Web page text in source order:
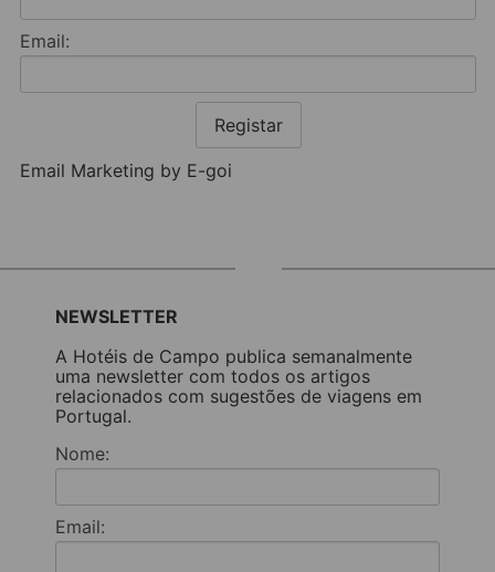
Email:
Registar
Email Marketing by E-goi
NEWSLETTER
A Hotéis de Campo publica semanalmente
uma newsletter com todos os artigos
relacionados com sugestões de viagens em
Portugal.
Nome:
Email: